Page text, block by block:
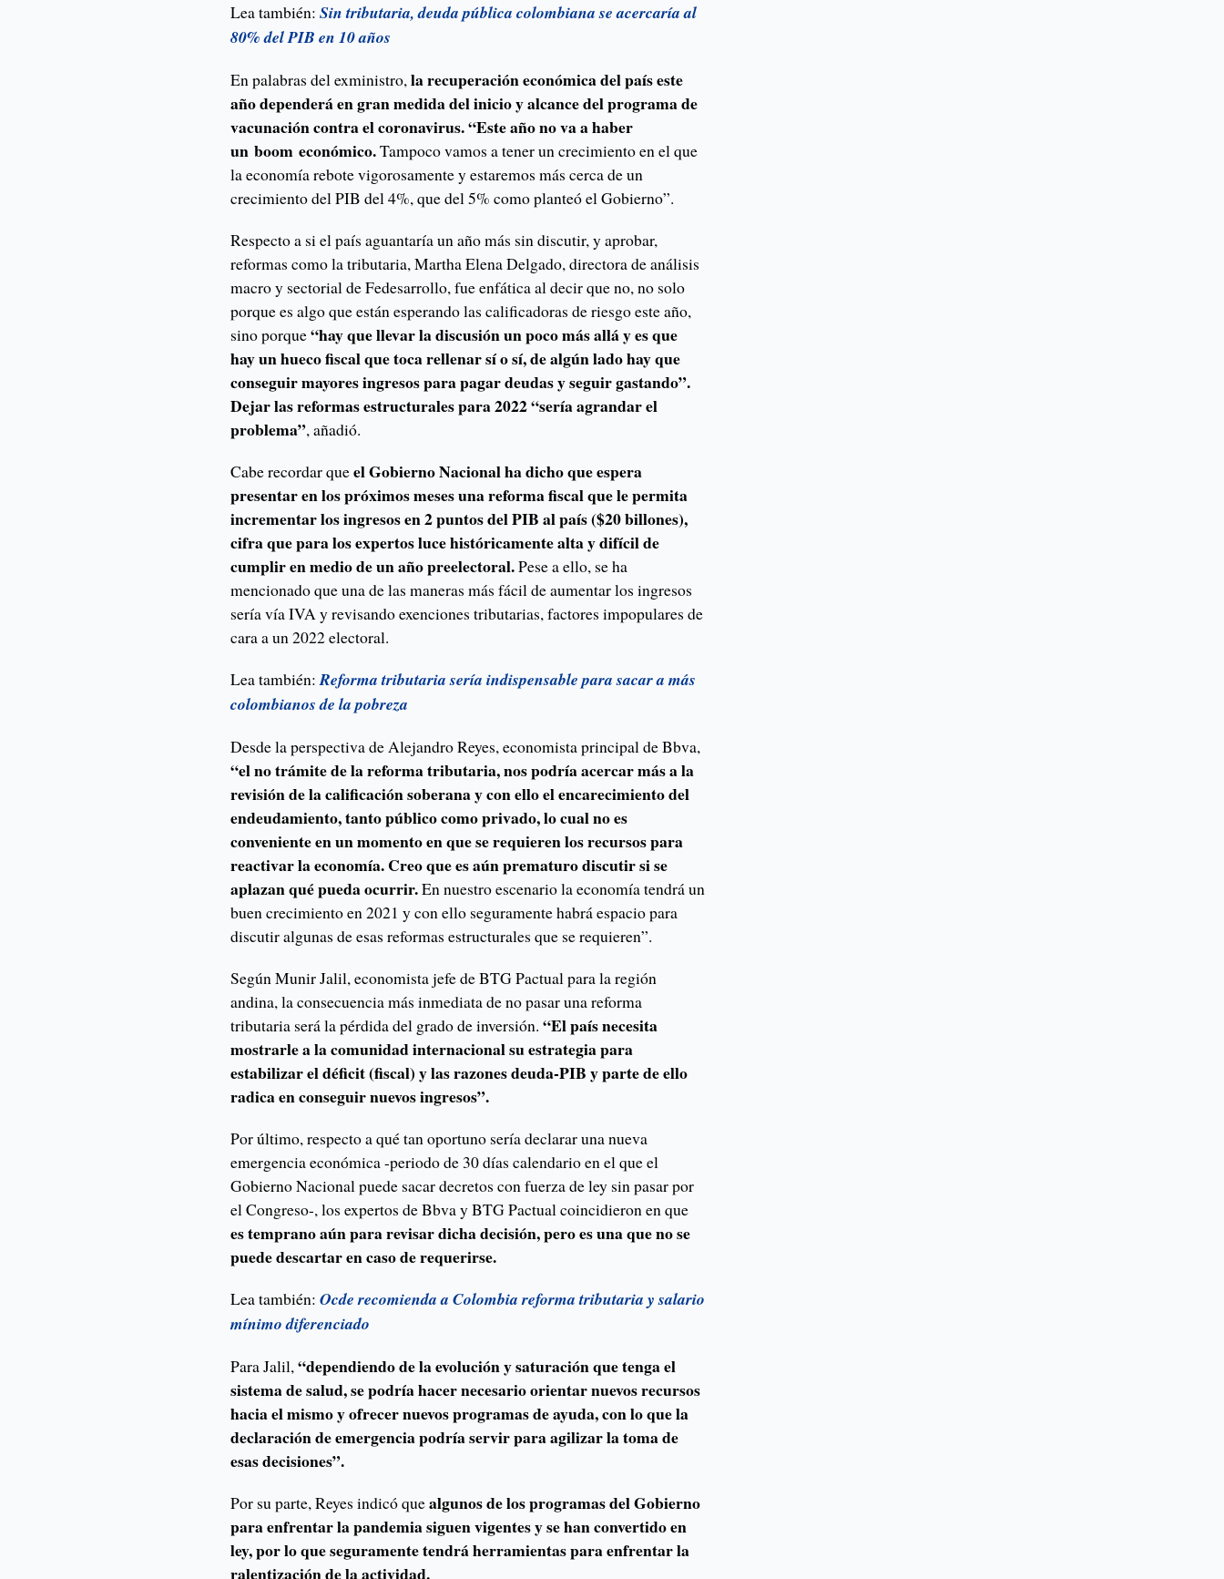
Lea también:Sin tributaria, deuda pública colombiana se acercaría al
80% del PIB en 10 años
En palabras del exministro,la recuperación económica del país este
año dependerá en gran medida del inicio y alcance del programa de
vacunación contra el coronavirus. “Este año no va a haber
un boom económico.Tampoco vamos a tener un crecimiento en el que
la economía rebote vigorosamente y estaremos más cerca de un
crecimiento del PIB del 4%, que del 5% como planteó el Gobierno”.
Respecto a si el país aguantaría un año más sin discutir, y aprobar,
reformas como la tributaria, Martha Elena Delgado, directora de análisis
macro y sectorial de Fedesarrollo, fue enfática al decir que no, no solo
porque es algo que están esperando las calificadoras de riesgo este año,
sino porque“hay que llevar la discusión un poco más allá y es que
hay un hueco fiscal que toca rellenar sí o sí, de algún lado hay que
conseguir mayores ingresos para pagar deudas y seguir gastando”.
Dejar las reformas estructurales para 2022 “sería agrandar el
problema”, añadió.
Cabe recordar queel Gobierno Nacional ha dicho que espera
presentar en los próximos meses una reforma fiscal que le permita
incrementar los ingresos en 2 puntos del PIB al país ($20 billones),
cifra que para los expertos luce históricamente alta y difícil de
cumplir en medio de un año preelectoral.Pese a ello, se ha
mencionado que una de las maneras más fácil de aumentar los ingresos
sería vía IVA y revisando exenciones tributarias, factores impopulares de
cara a un 2022 electoral.
Lea también:Reforma tributaria sería indispensable para sacar a más
colombianos de la pobreza
Desde la perspectiva de Alejandro Reyes, economista principal de Bbva,
“el no trámite de la reforma tributaria, nos podría acercar más a la
revisión de la calificación soberana y con ello el encarecimiento del
endeudamiento, tanto público como privado, lo cual no es
conveniente en un momento en que se requieren los recursos para
reactivar la economía. Creo que es aún prematuro discutir si se
aplazan qué pueda ocurrir.En nuestro escenario la economía tendrá un
buen crecimiento en 2021 y con ello seguramente habrá espacio para
discutir algunas de esas reformas estructurales que se requieren”.
Según Munir Jalil, economista jefe de BTG Pactual para la región
andina, la consecuencia más inmediata de no pasar una reforma
tributaria será la pérdida del grado de inversión.“El país necesita
mostrarle a la comunidad internacional su estrategia para
estabilizar el déficit (fiscal) y las razones deuda-PIB y parte de ello
radica en conseguir nuevos ingresos”.
Por último, respecto a qué tan oportuno sería declarar una nueva
emergencia económica -periodo de 30 días calendario en el que el
Gobierno Nacional puede sacar decretos con fuerza de ley sin pasar por
el Congreso-, los expertos de Bbva y BTG Pactual coincidieron en que
es temprano aún para revisar dicha decisión, pero es una que no se
puede descartar en caso de requerirse.
Lea también:Ocde recomienda a Colombia reforma tributaria y salario
mínimo diferenciado
Para Jalil,“dependiendo de la evolución y saturación que tenga el
sistema de salud, se podría hacer necesario orientar nuevos recursos
hacia el mismo y ofrecer nuevos programas de ayuda, con lo que la
declaración de emergencia podría servir para agilizar la toma de
esas decisiones”.
Por su parte, Reyes indicó quealgunos de los programas del Gobierno
para enfrentar la pandemia siguen vigentes y se han convertido en
ley, por lo que seguramente tendrá herramientas para enfrentar la
ralentización de la actividad.